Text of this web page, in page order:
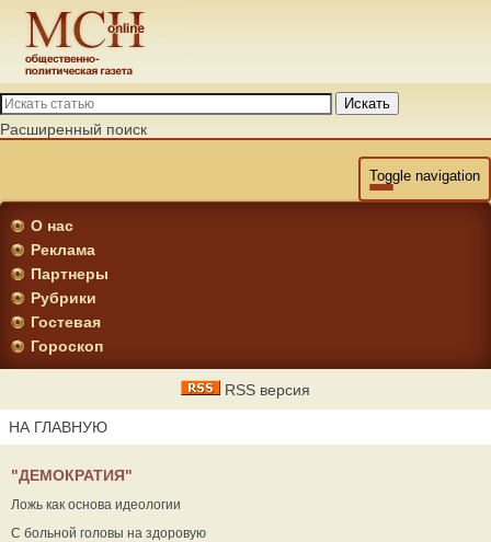
Искать
Расширенный поиск
Toggle navigation
О нас
Реклама
Партнеры
Рубрики
Гостевая
Гороскоп
RSS версия
НА ГЛАВНУЮ
"ДЕМОКРАТИЯ"
Ложь как основа идеологии
С больной головы на здоровую